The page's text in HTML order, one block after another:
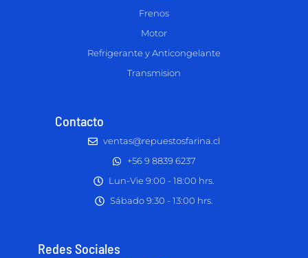
Frenos
Motor
Refrigerante y Anticongelante
Transmision
Contacto
ventas@repuestosfarina.cl
+56 9 8839 6237
Lun-Vie 9:00 - 18:00 hrs.
Sábado 9:30 - 13:00 hrs.
Redes Sociales